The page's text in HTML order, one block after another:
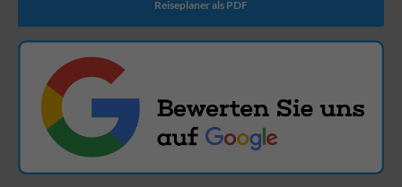
Reiseplaner als PDF